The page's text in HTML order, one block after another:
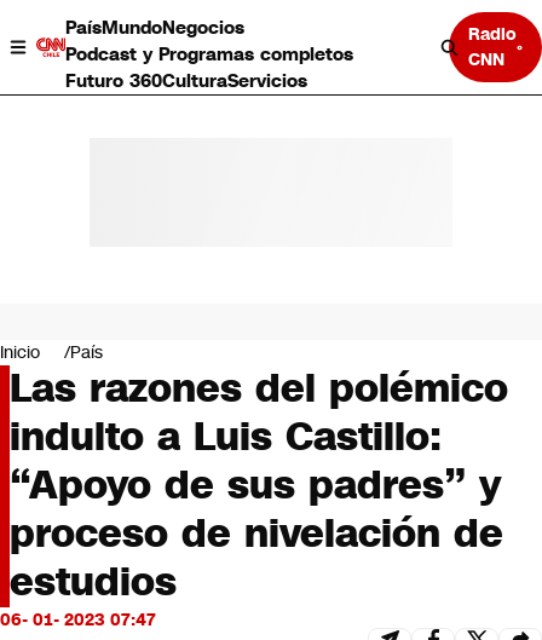
PaísMundoNegocios
Podcast y Programas completos
Futuro 360CulturaServicios
Radio
CNN
Negocios
Deportes
Programas completos
Cultura
Servicios
Bits
CNN Data
CNN tiempo
Futuro 360
Opinión
Inicio País
Las razones del polémico
indulto a Luis Castillo:
“Apoyo de sus padres” y
proceso de nivelación de
estudios
06- 01- 2023 07:47